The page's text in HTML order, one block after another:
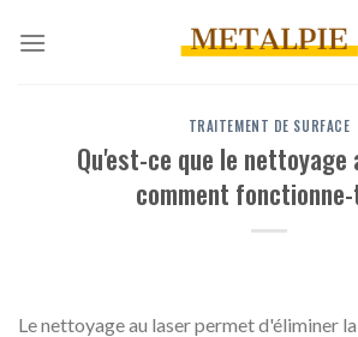
TRAITEMENT DE SURFACE
Qu'est-ce que le
comment
Le nettoyage au laser permet d'éliminer